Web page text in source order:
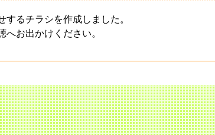
るチラシを作成しました。
へお出かけください。